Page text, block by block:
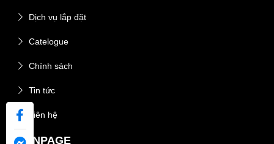
Dịch vụ lắp đặt
Catelogue
Chính sách
Tin tức
Liên hệ
FANPAGE